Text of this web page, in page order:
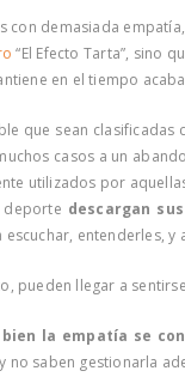
con demasiada empatía,
“El Efecto Tarta”, sino
en el tiempo
que sean
casos a un
utilizados por
descargan
escuchar, entenderles, y
pueden llegar a
la empatía se
no saben gestionarla